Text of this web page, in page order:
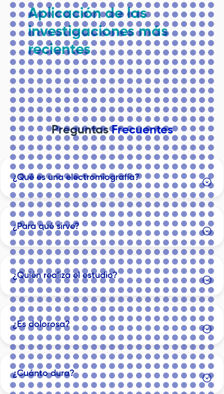
Aplicación de las
investigaciones más
recientes
PreguntasFrecuentes
¿Qué es una electromiografía?
¿Para qué sirve?
¿Quién realiza el estudio?
¿Es dolorosa?
¿Cuánto dura?